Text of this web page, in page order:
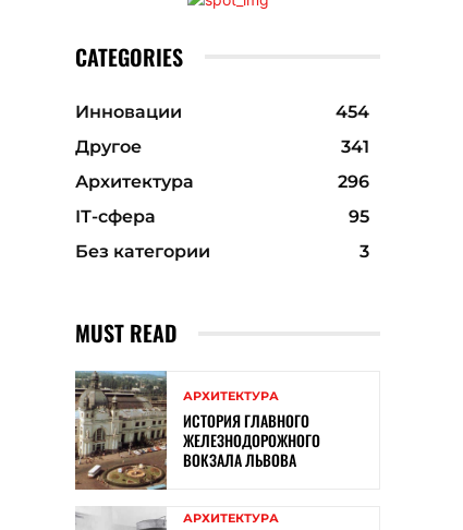
CATEGORIES
Инновации
454
Другое
341
Архитектура
296
ІТ-сфера
95
Без категории
3
MUST READ
АРХИТЕКТУРА
ИСТОРИЯ ГЛАВНОГО
ЖЕЛЕЗНОДОРОЖНОГО
ВОКЗАЛА ЛЬВОВА
АРХИТЕКТУРА